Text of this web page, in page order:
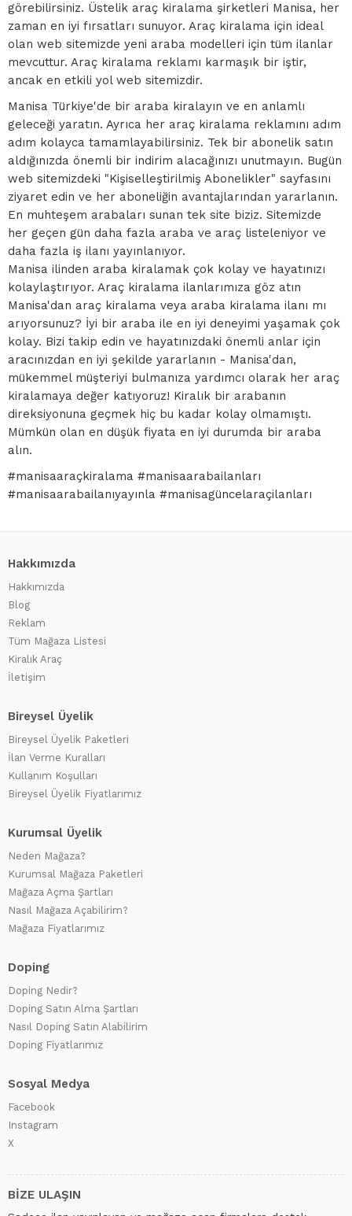
görebilirsiniz. Üstelik araç kiralama şirketleri Manisa, her
zaman en iyi fırsatları sunuyor. Araç kiralama için ideal
olan web sitemizde yeni araba modelleri için tüm ilanlar
mevcuttur. Araç kiralama reklamı karmaşık bir iştir,
ancak en etkili yol web sitemizdir.
Manisa Türkiye'de bir araba kiralayın ve en anlamlı
geleceği yaratın. Ayrıca her araç kiralama reklamını adım
adım kolayca tamamlayabilirsiniz. Tek bir abonelik satın
aldığınızda önemli bir indirim alacağınızı unutmayın. Bugün
web sitemizdeki "Kişiselleştirilmiş Abonelikler" sayfasını
ziyaret edin ve her aboneliğin avantajlarından yararlanın.
En muhteşem arabaları sunan tek site biziz. Sitemizde
her geçen gün daha fazla araba ve araç listeleniyor ve
daha fazla iş ilanı yayınlanıyor.
Manisa ilinden araba kiralamak çok kolay ve hayatınızı
kolaylaştırıyor. Araç kiralama ilanlarımıza göz atın
Manisa'dan araç kiralama veya araba kiralama ilanı mı
arıyorsunuz? İyi bir araba ile en iyi deneyimi yaşamak çok
kolay. Bizi takip edin ve hayatınızdaki önemli anlar için
aracınızdan en iyi şekilde yararlanın - Manisa'dan,
mükemmel müşteriyi bulmanıza yardımcı olarak her araç
kiralamaya değer katıyoruz! Kiralık bir arabanın
direksiyonuna geçmek hiç bu kadar kolay olmamıştı.
Mümkün olan en düşük fiyata en iyi durumda bir araba
alın.
#manisaaraçkiralama #manisaarabailanları
#manisaarabailanıyayınla #manisagüncelaraçilanları
Hakkımızda
Hakkımızda
Blog
Reklam
Tüm Mağaza Listesi
Kiralık Araç
İletişim
Bireysel Üyelik
Bireysel Üyelik Paketleri
İlan Verme Kuralları
Kullanım Koşulları
Bireysel Üyelik Fiyatlarımız
Kurumsal Üyelik
Neden Mağaza?
Kurumsal Mağaza Paketleri
Mağaza Açma Şartları
Nasıl Mağaza Açabilirim?
Mağaza Fiyatlarımız
Doping
Doping Nedir?
Doping Satın Alma Şartları
Nasıl Doping Satın Alabilirim
Doping Fiyatlarımız
Sosyal Medya
Facebook
Instagram
X
BİZE ULAŞIN